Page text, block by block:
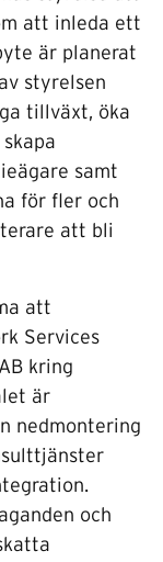
att inleda ett
är planerat
styrelsen
tillväxt, öka
samt
för fler och
att bli
att
Services
kring
är
nedmontering
och